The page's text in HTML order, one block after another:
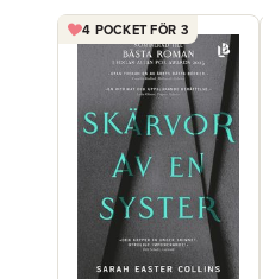
4 POCKET FÖR 3